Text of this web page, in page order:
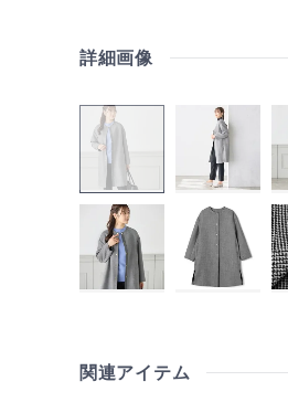
詳細画像
関連アイテム